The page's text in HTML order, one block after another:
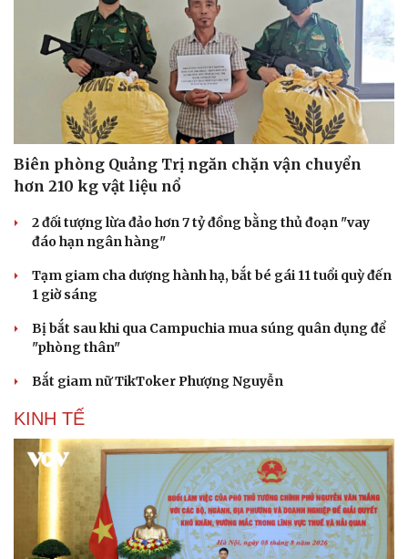
Văn hóa
Văn học
Di sản
Biên phòng Quảng Trị ngăn chặn vận chuyển
hơn 210 kg vật liệu nổ
2 đối tượng lừa đảo hơn 7 tỷ đồng bằng thủ đoạn "vay
đáo hạn ngân hàng"
Tạm giam cha dượng hành hạ, bắt bé gái 11 tuổi quỳ đến
1 giờ sáng
Bị bắt sau khi qua Campuchia mua súng quân dụng để
"phòng thân"
Bắt giam nữ TikToker Phượng Nguyễn
KINH TẾ